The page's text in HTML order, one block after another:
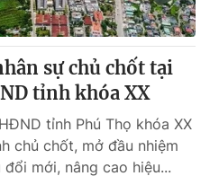
sự chủ chốt tại
tỉnh khóa XX
tỉnh Phú Thọ khóa XX
chủ chốt, mở đầu nhiệm
mới, nâng cao hiệu...